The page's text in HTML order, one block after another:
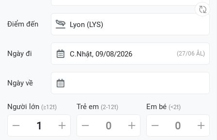
Điểm đến Lyon (LYS)
Ngày đi C.Nhật, 09/08/2026 (27/06 ÂL)
Ngày về
Người lớn (≥12t) Trẻ em (2-12t) Em bé (<2t)
1 0 0